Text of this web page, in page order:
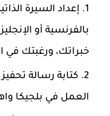
إعداد السيرة
بالفرنسية أو
خبراتك، ورغبتك
كتابة رسالة
العمل في بلجيكا